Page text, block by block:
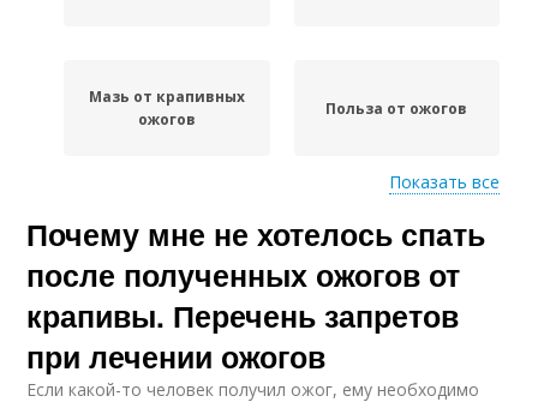
Мазь от крапивных
ожогов
Польза от ожогов
Крапивные ожоги
Показать все
Почему мне не хотелось спать
после полученных ожогов от
крапивы. Перечень запретов
при лечении ожогов
Если какой-то человек получил ожог, ему необходимо